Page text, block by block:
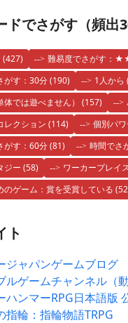
ドでさがす（頻出
(427) 難易度でさがす
がす：30分(190) 1人から
体では遊べません） (157)
レクション (114) 個別パワ
がす：60分(81) 時間でさ
ジー (58) ワーカープレイ
のゲーム：賞を受賞している
ト
ジャパンゲームブログ
ルゲームチャンネル（動
ハンマーRPG日本語版
指輪：指輪物語TRPG